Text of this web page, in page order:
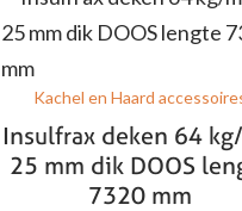
Kachel en Haard
Insulfrax deken 64
25 mm dik DOOS
7320 mm